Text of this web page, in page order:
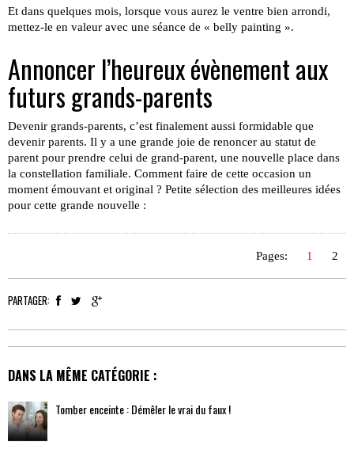
Et dans quelques mois, lorsque vous aurez le ventre bien arrondi,
mettez-le en valeur avec une séance de « belly painting ».
Annoncer l’heureux évènementaux
futurs grands-parents
Devenir grands-parents, c’est finalement aussi formidable que
devenir parents. Il y a une grande joie de renoncer au statut de
parent pour prendre celui de grand-parent, une nouvelle place dans
la constellation familiale. Comment faire de cette occasion un
moment émouvant et original ? Petite sélection des meilleures idées
pour cette grande nouvelle :
Pages: 1 2
PARTAGER:
DANS LA MÊME CATÉGORIE :
Tomber enceinte : Démêler le vrai du faux !